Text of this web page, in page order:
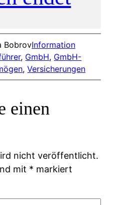
BobrovInformation
, GmbH, GmbH-
, Versicherungen
einen
nicht veröffentlicht.
mit * markiert